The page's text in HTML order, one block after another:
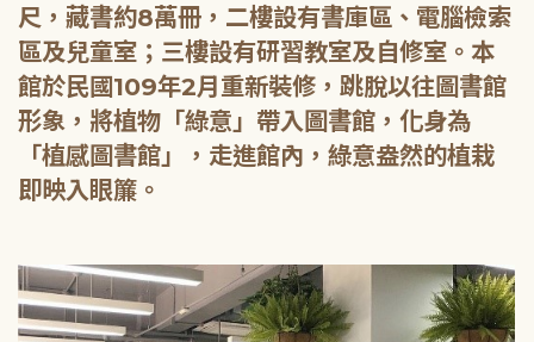
尺，藏書約8萬冊，二樓設有書庫區、電腦檢索
區及兒童室；三樓設有研習教室及自修室。本
館於民國109年2月重新裝修，跳脫以往圖書館
形象，將植物「綠意」帶入圖書館，化身為
「植感圖書館」，走進館內，綠意盎然的植栽
即映入眼簾。